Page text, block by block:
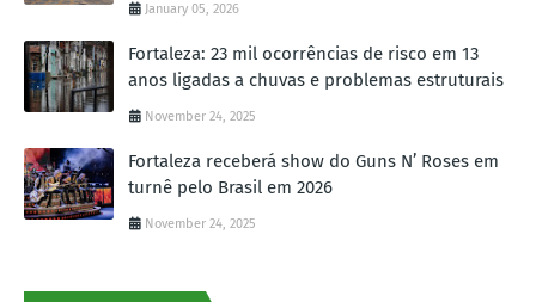
January 05, 2026
Fortaleza: 23 mil ocorrências de risco em 13
anos ligadas a chuvas e problemas estruturais
November 24, 2025
Fortaleza receberá show do Guns N’ Roses em
turnê pelo Brasil em 2026
November 24, 2025